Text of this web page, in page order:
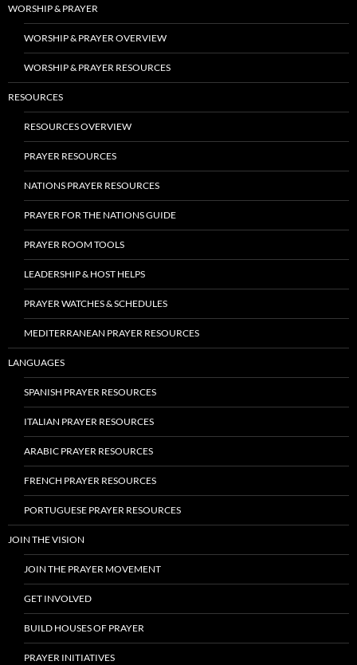
WORSHIP & PRAYER
WORSHIP & PRAYER OVERVIEW
WORSHIP & PRAYER RESOURCES
RESOURCES
RESOURCES OVERVIEW
PRAYER RESOURCES
NATIONS PRAYER RESOURCES
PRAYER FOR THE NATIONS GUIDE
PRAYER ROOM TOOLS
LEADERSHIP & HOST HELPS
PRAYER WATCHES & SCHEDULES
MEDITERRANEAN PRAYER RESOURCES
LANGUAGES
SPANISH PRAYER RESOURCES
ITALIAN PRAYER RESOURCES
ARABIC PRAYER RESOURCES
FRENCH PRAYER RESOURCES
PORTUGUESE PRAYER RESOURCES
JOIN THE VISION
JOIN THE PRAYER MOVEMENT
GET INVOLVED
BUILD HOUSES OF PRAYER
PRAYER INITIATIVES